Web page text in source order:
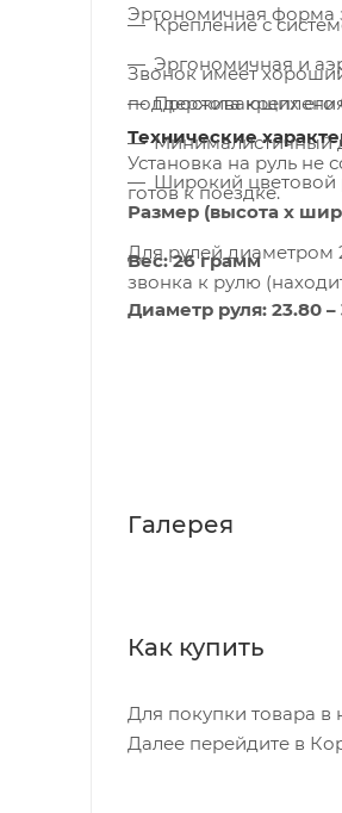
Эргономичная форма
Звонок имеет
поддерживающих его
Установка на руль не
готов к поездке.
Для рулей диаметром
звонка к рулю
Крепление с
Эргономичная и
Простота
Минималистичный
Широкий цветовой
Технические
Размер (высота х
Вес:26 грамм
Диаметр руля: 23.80
Галерея
Как купить
Для покупки товара в
Далее перейдите в